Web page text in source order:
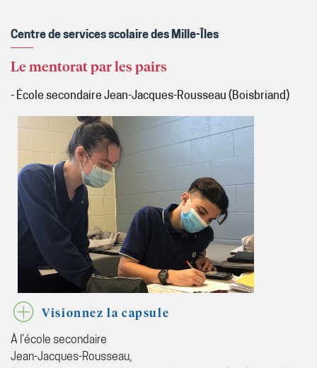
Centre de services scolaire des Mille-Îles
Le mentorat par les pairs
- École secondaire Jean-Jacques-Rousseau (Boisbriand)
Visionnez la capsule
À l’école secondaire
Jean-Jacques-Rousseau,